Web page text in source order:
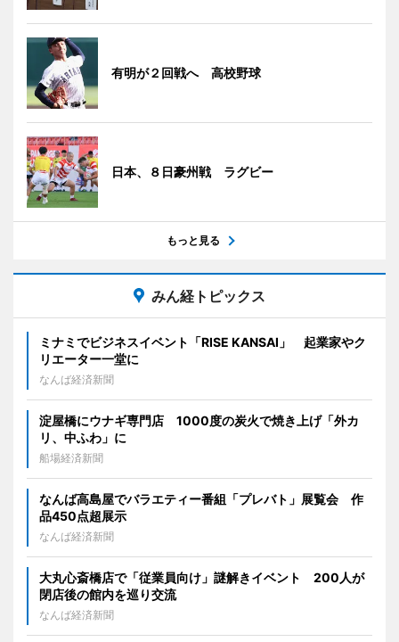
有明が２回戦へ 高校野球
日本、８日豪州戦 ラグビー
もっと見る
みん経トピックス
ミナミでビジネスイベント「RISE KANSAI」 起業家やク
リエーター一堂に
なんば経済新聞
淀屋橋にウナギ専門店 1000度の炭火で焼き上げ「外カ
リ、中ふわ」に
船場経済新聞
なんば高島屋でバラエティー番組「プレバト」展覧会 作
品450点超展示
なんば経済新聞
大丸心斎橋店で「従業員向け」謎解きイベント 200人が
閉店後の館内を巡り交流
なんば経済新聞